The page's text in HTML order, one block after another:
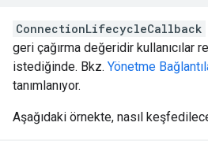
ConnectionLifecycleCallback
geri çağırma değeridir kullanıcılar
istediğinde. Bkz. Yönetme
tanımlanıyor.
Aşağıdaki örnekte, nasıl